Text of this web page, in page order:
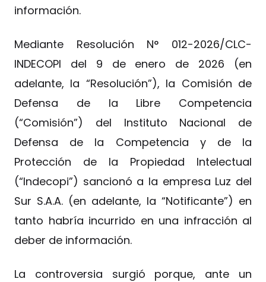
información.
Mediante Resolución N° 012-2026/CLC-
INDECOPI del 9 de enero de 2026 (en
adelante, la “Resolución”), la Comisión de
Defensa de la Libre Competencia
(“Comisión”) del Instituto Nacional de
Defensa de la Competencia y de la
Protección de la Propiedad Intelectual
(“Indecopi”) sancionó a la empresa Luz del
Sur S.A.A. (en adelante, la “Notificante”) en
tanto habría incurrido en una infracción al
deber de información.
La controversia surgió porque, ante un